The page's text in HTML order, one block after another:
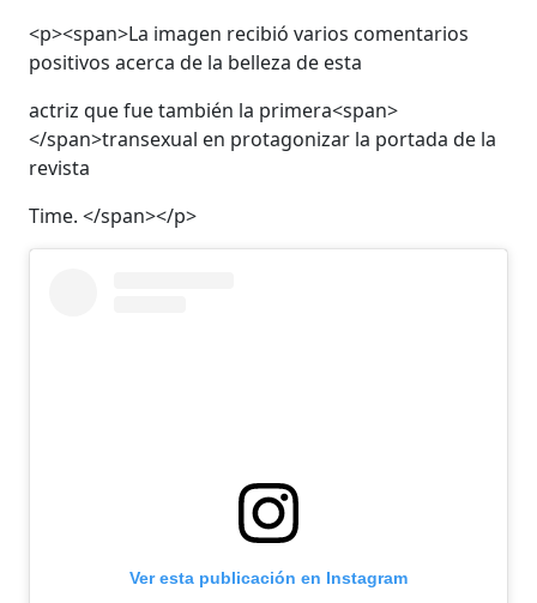
<p><span>La imagen recibió varios comentarios
positivos acerca de la belleza de esta
actriz que fue también la primera<span>
</span>transexual en protagonizar la portada de la
revista
Time. </span></p>
Ver esta publicación en Instagram